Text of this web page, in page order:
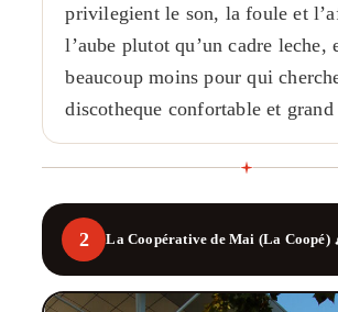
privilegient le son, la foule et
l’aube plutot qu’un cadre leche,
beaucoup moins pour qui
discotheque confortable et
2 La Coopérative de Mai (La Coopé)